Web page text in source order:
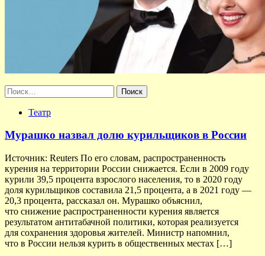
Найти:
Театр
Мурашко назвал долю курильщиков в России
Источник: Reuters По его словам, распространенность
курения на территории России снижается. Если в 2009 году
курили 39,5 процента взрослого населения, то в 2020 году
доля курильщиков составила 21,5 процента, а в 2021 году —
20,3 процента, рассказал он. Мурашко объяснил,
что снижение распространенности курения является
результатом антитабачной политики, которая реализуется
для сохранения здоровья жителей. Министр напомнил,
что в России нельзя курить в общественных местах […]